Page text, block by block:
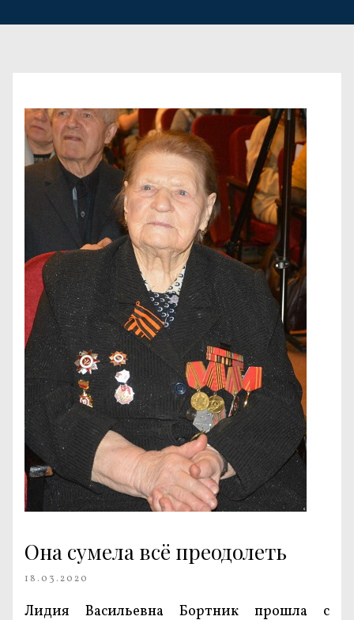
Она сумела всё преодолеть
18.03.2020
Лидия Васильевна Бортник прошла с